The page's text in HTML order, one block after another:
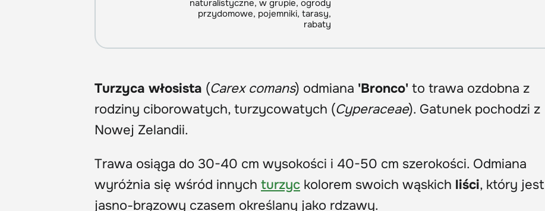
naturalistyczne, w grupie, ogrody
przydomowe, pojemniki, tarasy,
rabaty
Turzyca włosista (Carex comans) odmiana 'Bronco' to trawa ozdobna z
rodziny ciborowatych, turzycowatych (Cyperaceae). Gatunek pochodzi z
Nowej Zelandii.
Trawa osiąga do 30-40 cm wysokości i 40-50 cm szerokości. Odmiana
wyróżnia się wśród innych turzyc kolorem swoich wąskich liści, który jest
jasno-brązowy czasem określany jako rdzawy.